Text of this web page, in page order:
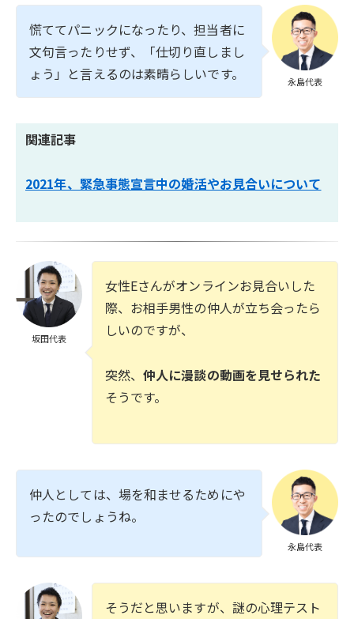
永島代表
慌ててパニックになったり、担当者に
文句言ったりせず、「仕切り直しまし
ょう」と言えるのは素晴らしいです。
関連記事
2021年、緊急事態宣言中の婚活やお見合いについて
坂田代表
女性Eさんがオンラインお見合いした
際、お相手男性の仲人が立ち会ったら
しいのですが、
突然、仲人に漫談の動画を見せられた
そうです。
永島代表
仲人としては、場を和ませるためにや
ったのでしょうね。
そうだと思いますが、謎の心理テスト